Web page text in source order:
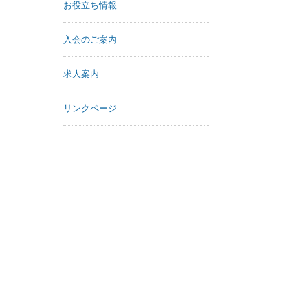
お役立ち情報
入会のご案内
求人案内
リンクページ